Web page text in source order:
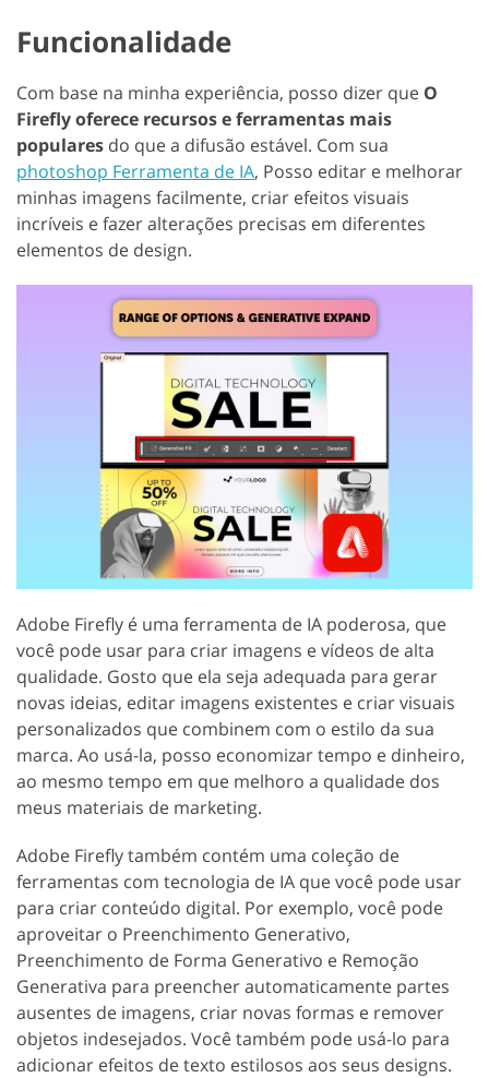
Funcionalidade
Com base na minha experiência, posso dizer que O
Firefly oferece recursos e ferramentas mais
populares do que a difusão estável. Com sua
photoshop Ferramenta de IA, Posso editar e melhorar
minhas imagens facilmente, criar efeitos visuais
incríveis e fazer alterações precisas em diferentes
elementos de design.
Adobe Firefly é uma ferramenta de IA poderosa, que
você pode usar para criar imagens e vídeos de alta
qualidade. Gosto que ela seja adequada para gerar
novas ideias, editar imagens existentes e criar visuais
personalizados que combinem com o estilo da sua
marca. Ao usá-la, posso economizar tempo e dinheiro,
ao mesmo tempo em que melhoro a qualidade dos
meus materiais de marketing.
Adobe Firefly também contém uma coleção de
ferramentas com tecnologia de IA que você pode usar
para criar conteúdo digital. Por exemplo, você pode
aproveitar o Preenchimento Generativo,
Preenchimento de Forma Generativo e Remoção
Generativa para preencher automaticamente partes
ausentes de imagens, criar novas formas e remover
objetos indesejados. Você também pode usá-lo para
adicionar efeitos de texto estilosos aos seus designs.